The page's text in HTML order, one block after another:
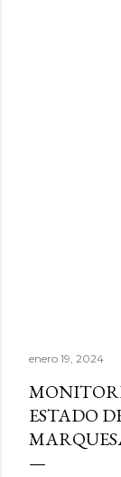
enero 19, 2024
ESTADO